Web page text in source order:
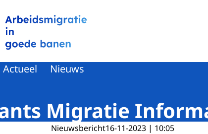
van Arbeidsmigratie in goede banen
Actueel Nieuws
Migratie
Nieuwsbericht16-11-2023 | 10:05